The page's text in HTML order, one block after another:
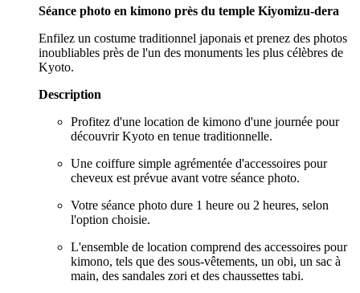
Séance photo en kimono près du temple Kiyomizu-dera
Enfilez un costume traditionnel japonais et prenez des photos
inoubliables près de l'un des monuments les plus célèbres de
Kyoto.
Description
Profitez d'une location de kimono d'une journée pour
découvrir Kyoto en tenue traditionnelle.
Une coiffure simple agrémentée d'accessoires pour
cheveux est prévue avant votre séance photo.
Votre séance photo dure 1 heure ou 2 heures, selon
l'option choisie.
L'ensemble de location comprend des accessoires pour
kimono, tels que des sous-vêtements, un obi, un sac à
main, des sandales zori et des chaussettes tabi.